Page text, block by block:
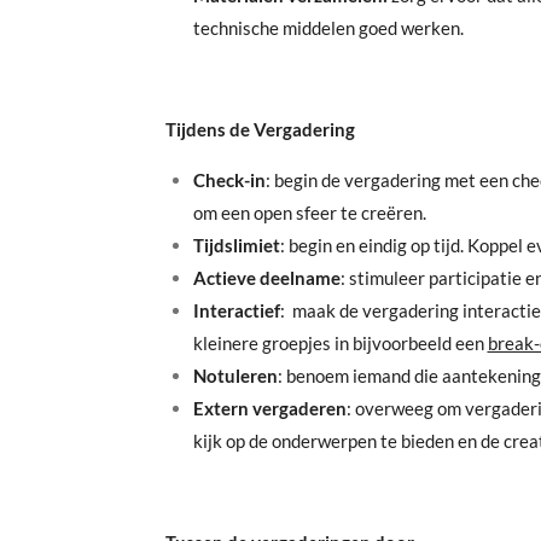
technische middelen goed werken.
Tijdens de Vergadering
Check-in: begin de vergadering met een
om een open sfeer te creëren.
Tijdslimiet: begin en eindig op tijd. Koppel
Actieve deelname: stimuleer participatie
Interactief: maak de vergadering
kleinere groepjes in bijvoorbeeld een
Notuleren: benoem iemand die
Extern vergaderen: overweeg om
kijk op de onderwerpen te bieden en de